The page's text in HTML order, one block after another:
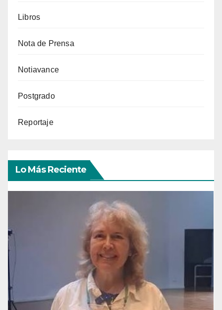
Libros
Nota de Prensa
Notiavance
Postgrado
Reportaje
Lo Más Reciente